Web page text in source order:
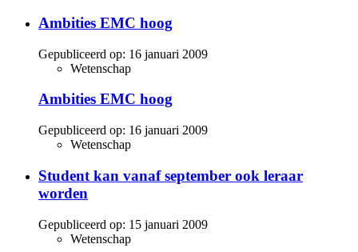
Ambities EMC hoog
Gepubliceerd op: 16 januari 2009
Wetenschap
Ambities EMC hoog
Gepubliceerd op: 16 januari 2009
Wetenschap
Student kan vanaf september ook leraar
worden
Gepubliceerd op: 15 januari 2009
Wetenschap